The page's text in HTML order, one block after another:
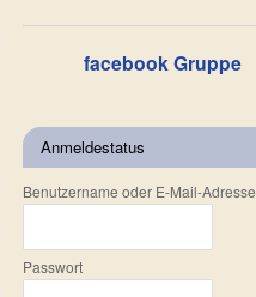
facebook Gruppe
Anmeldestatus
Benutzername oder E-Mail-Adresse
Passwort